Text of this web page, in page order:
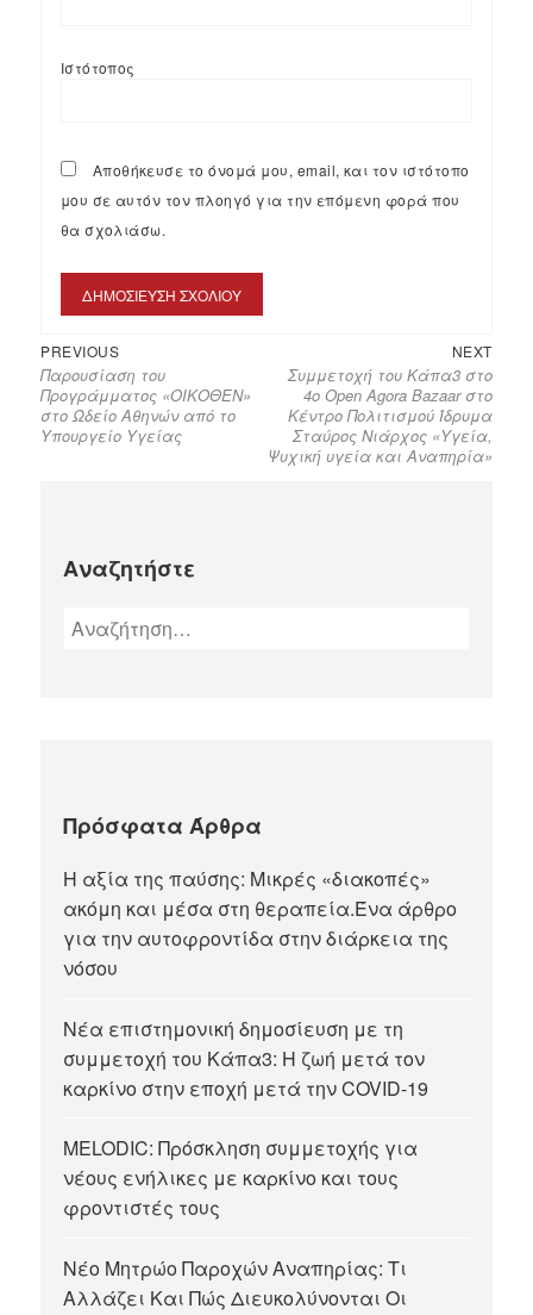
Ιστότοπος
Αποθήκευσε το όνομά μου, email, και τον ιστότοπο
μου σε αυτόν τον πλοηγό για την επόμενη φορά που
θα σχολιάσω.
PREVIOUS
Παρουσίαση του
Προγράμματος «ΟΙΚΟΘΕΝ»
στο Ωδείο Αθηνών από το
Υπουργείο Υγείας
NEXT
Συμμετοχή του Κάπα3 στο
4ο Open Agora Bazaar στο
Κέντρο Πολιτισμού Ίδρυμα
Σταύρος Νιάρχος «Υγεία,
Ψυχική υγεία και Αναπηρία»
Αναζητήστε
Πρόσφατα Άρθρα
Η αξία της παύσης: Μικρές «διακοπές»
ακόμη και μέσα στη θεραπεία.Ένα άρθρο
για την αυτοφροντίδα στην διάρκεια της
νόσου
Νέα επιστημονική δημοσίευση με τη
συμμετοχή του Κάπα3: Η ζωή μετά τον
καρκίνο στην εποχή μετά την COVID-19
MELODIC: Πρόσκληση συμμετοχής για
νέους ενήλικες με καρκίνο και τους
φροντιστές τους
Νέο Μητρώο Παροχών Αναπηρίας: Τι
Αλλάζει Και Πώς Διευκολύνονται Οι